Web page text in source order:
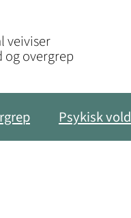
veiviser
og overgrep
Psykisk vold